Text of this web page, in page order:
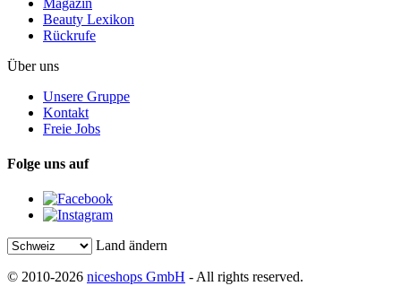
Magazin
Beauty Lexikon
Rückrufe
Über uns
Unsere Gruppe
Kontakt
Freie Jobs
Folge uns auf
Land ändern
© 2010-2026 niceshops GmbH - All rights reserved.